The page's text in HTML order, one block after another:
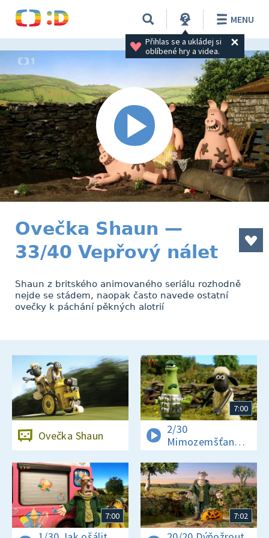
Přihlas se a ukládej si
oblíbené hry a videa.
MENU
Ovečka Shaun —
33/40 Vepřový nálet
Shaun z britského animovaného seriálu rozhodně
nejde se stádem, naopak často navede ostatní
ovečky k páchání pěkných alotrií
Ovečka Shaun
7:00
2/30
Mimozemšťan
v nesnázích
7:00 7:02